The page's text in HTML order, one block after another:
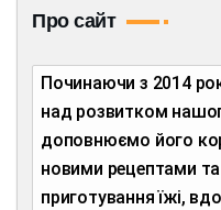
Про сайт
Починаючи з 2014 року, ми щоденно працюємо
над розвитком
доповнюємо його
новими рецептами
приготування їжі,